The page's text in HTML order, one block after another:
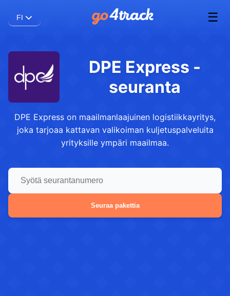
FI ☰
DPE Express -
seuranta
DPE Express on maailmanlaajuinen logistiikkayritys,
joka tarjoaa kattavan valikoiman kuljetuspalveluita
yrityksille ympäri maailmaa.
Seuraa pakettia